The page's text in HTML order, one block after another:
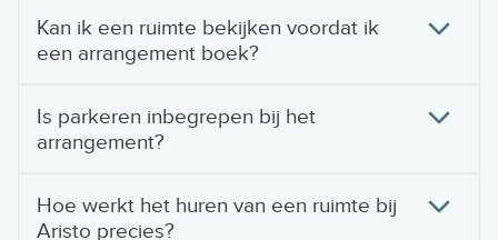
Kan ik een ruimte bekijken voordat ik
een arrangement boek?
Is parkeren inbegrepen bij het
arrangement?
Hoe werkt het huren van een ruimte bij
Aristo precies?